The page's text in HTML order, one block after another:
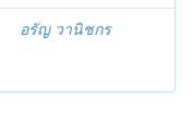
อรัญ วานิชกร